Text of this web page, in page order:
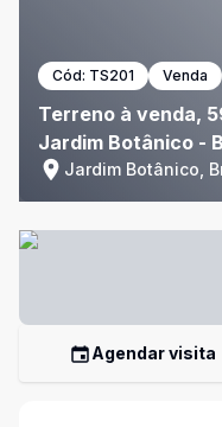
Cód: TS201 Venda
Terreno à venda,
Jardim Botânico -
Jardim Botânico,
Agendar visita